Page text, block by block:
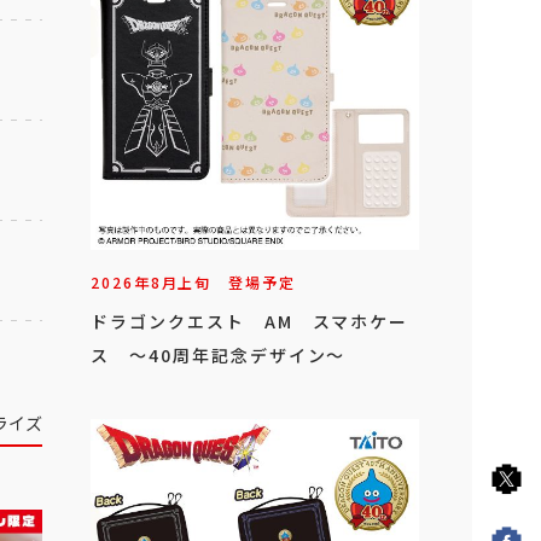
イズ
2026年8月上旬 登場予定
ドラゴンクエスト AM スマホケー
ス ～40周年記念デザイン～